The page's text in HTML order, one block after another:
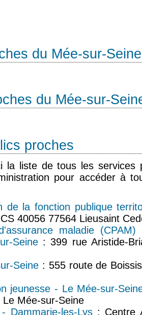
du Mée-sur-Seine
du Mée-sur-
proches
la liste de tous les services
pour accéder à
de la fonction publique
40056 77564 Lieusaint
maladie
Seine: 399 rue Aristide-
Seine : 555 route de
jeunesse - Le Mée-sur-
Mée-sur-Seine
Dammarie-les-Lys: Centre